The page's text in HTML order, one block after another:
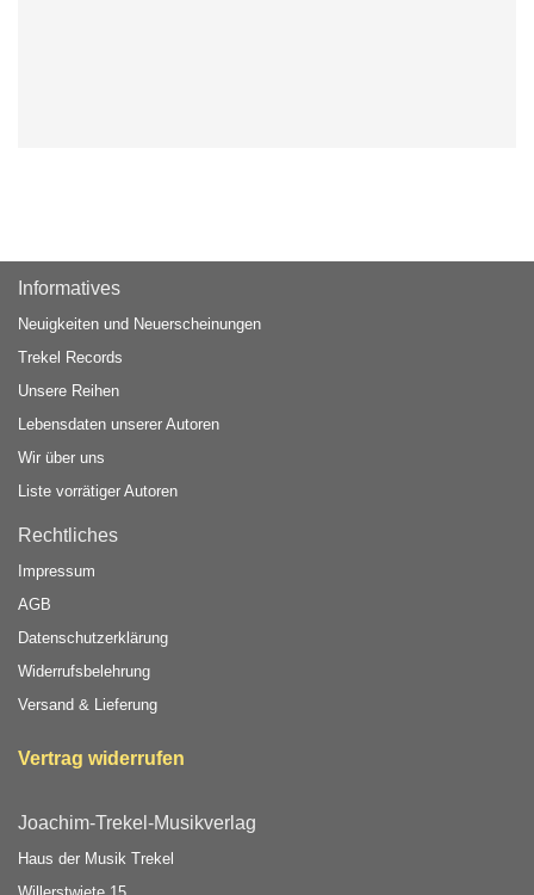
Informatives
Neuigkeiten und Neuerscheinungen
Trekel Records
Unsere Reihen
Lebensdaten unserer Autoren
Wir über uns
Liste vorrätiger Autoren
Rechtliches
Impressum
AGB
Datenschutzerklärung
Widerrufsbelehrung
Versand & Lieferung
Vertrag widerrufen
Joachim-Trekel-Musikverlag
Haus der Musik Trekel